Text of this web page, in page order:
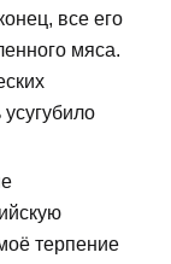
все его
мяса.
терпение